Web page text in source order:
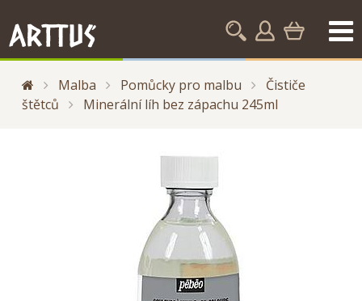
Malba Pomůcky pro malbu
Čističe
štětců
Minerální líh bez zápachu 245ml